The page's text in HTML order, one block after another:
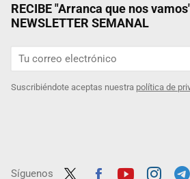
RECIBE "Arranca que nos
NEWSLETTER SEMANAL
Suscribiéndote aceptas nuestra política de
Síguenos